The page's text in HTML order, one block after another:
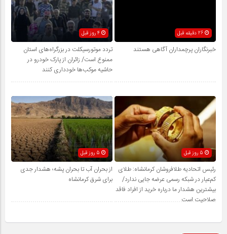
26 دقیقه قبل
خبرنگاران پرچمداران آگاهی هستند
تردد موتورسیکلت در بزرگراه‌های استان
ممنوع است/ زائران از پارک خودرو در
حاشیه موکب‌ها خودداری کنند
رئیس اتحادیه طلافروشان کرمانشاه: طلای
کم‌عیار در شبکه رسمی عرضه جایی ندارد/
بیشترین هشدار ما درباره خرید از افراد فاقد
صلاحیت است
از بحران آب تا بحران پشه؛ هشدار جدی
برای شرق کرمانشاه